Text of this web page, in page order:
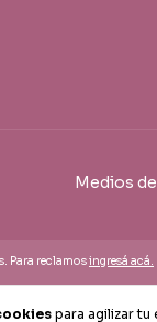
para agilizar tu
Medios
Para reclamosingresá acá.